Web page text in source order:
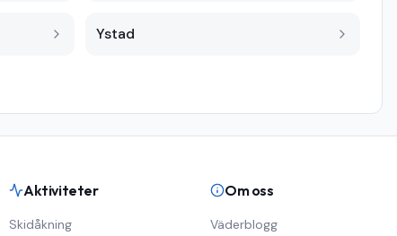
Ystad
Aktiviteter
Skidåkning
Om oss
Väderblogg